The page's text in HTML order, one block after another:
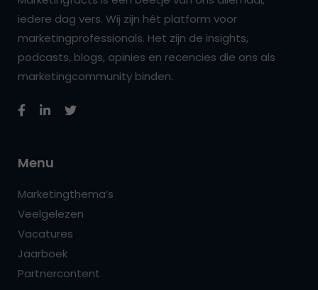
iedere dag vers. Wij zijn hét platform voor
marketingprofessionals. Het zijn de insights,
podcasts, blogs, opinies en recencies die ons als
marketingcommunity binden.
Menu
Marketingthema’s
Veelgelezen
Vacatures
Jaarboek
Partnercontent